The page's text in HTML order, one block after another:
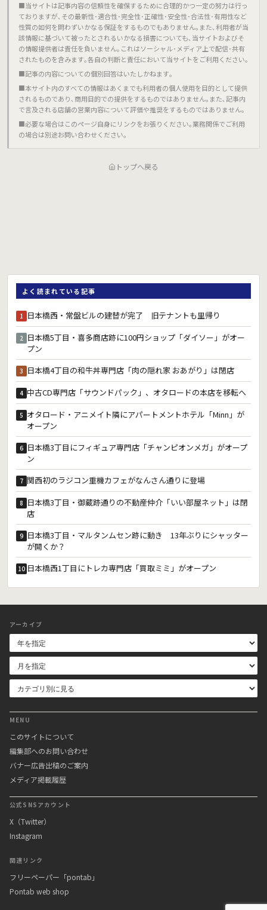
■当サイトは記事内容の信頼性を確保するために合理的かつ一定の努力は行っ
ておりますが､その最新性･適合性･完全性･正確性･安全性･合法性･有用性など
性質の如何を問わずいかなる保証をするものでもありません｡また､利用者が当
該情報に基づいて被ったとされるいかなる損害についても､当サイトおよびそ
の情報提供者は責任を負いません｡これはソーシャル･メディア上で配信･共有
されたものを含みます｡各自の判断と責任において当サイトをご利用ください｡
■記事の内容についての個別回答はいたしかねます｡
■本サイト内のすべての情報はあくまでも利用者の個人使用を目的として提供
されるものであり､商用目的での提供をするものではありません｡また､記事内
で言及される店舗の営業内容について評価や推奨をするものではありません｡
■必要な場合はこのページ自身にリンクをお張りください｡業務関係でご利用
の場合は別途お問い合わせください｡
トップへ戻る
よく読まれている記事
1 日本橋西・常盤ビルの建替が完了 旧テナントも里帰り
2 日本橋5丁目・喜多商店跡に100円ショップ「ダイソー」がオー
プン
3 日本橋4丁目の和牛丼専門店「肉の隠れ家 おあがり」は閉店
4 中古CD専門店「サウンドパック」、オタロードの本店を移転へ
5 オタロード・アニメイト隣にアパートメントホテル「Minn」が
オープン
6 日本橋3丁目にフィギュア専門店「チャンピオンメガ」がオープ
ン
7 関西初のラジコン重機カフェがなんさん通りに登場
8 日本橋3丁目・御蔵跡通りの不動産仲介「いい部屋ネット」は閉
店
9 日本橋3丁目・マルタンムセン跡に動き 13年ぶりにシャッター
が開くか？
10 日本橋西1丁目にトレカ専門店「買取ミミ」がオープン
アーカイブ
MENU
このサイトについて
編集部へのお問い合わせ
バナー広告出稿のご案内
メディア掲載履歴
公式SNSアカウント
X（Twitter）
Instagram
関連リンク
フリーペーパー「pontab」
Pontab web shop